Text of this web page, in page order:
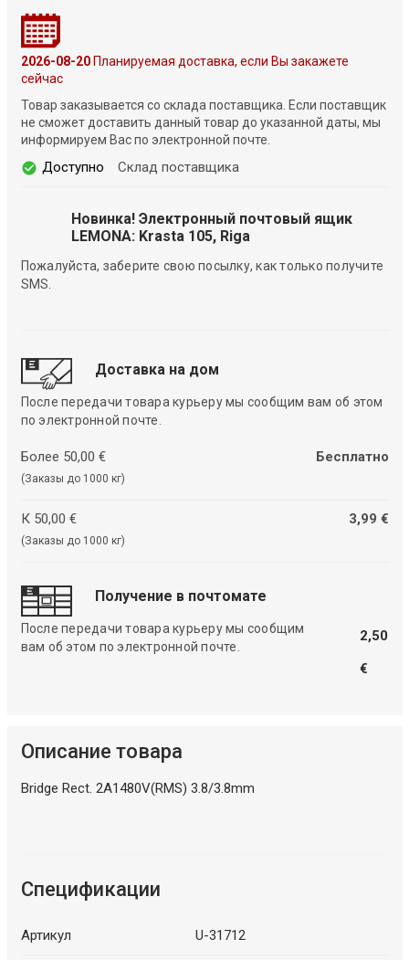
2026-08-20Планируемая доставка, если Вы закажете
сейчас
Товар заказывается со склада поставщика. Если поставщик
не сможет доставить данный товар до указанной даты, мы
информируем Вас по электронной почте.
Доступно Склад поставщика
Новинка! Электронный почтовый ящик
LEMONA: Krasta 105, Riga
Пожалуйста, заберите свою посылку, как только получите
SMS.
Доставка на дом
После передачи товара курьеру мы сообщим вам об этом
по электронной почте.
Более 50,00 €
(Заказы до 1000 кг)
Бесплатно
К 50,00 €
(Заказы до 1000 кг)
3,99 €
Получение в почтомате
После передачи товара курьеру мы сообщим
вам об этом по электронной почте.
2,50
€
Описание товара
Bridge Rect. 2A1480V(RMS) 3.8/3.8mm
Спецификации
Артикул U-31712